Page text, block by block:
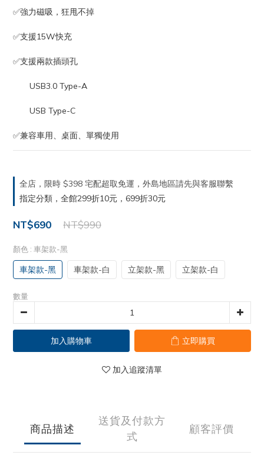
✅強力磁吸，狂甩不掉
✅支援15W快充
✅支援兩款插頭孔
USB3.0 Type-A
USB Type-C
✅兼容車用、桌面、單獨使用
全店，限時 $398 宅配超取免運，外島地區請先與客服聯繫
指定分類，全館299折10元，699折30元
NT$990
NT$690
顏色 : 車架款-黑
車架款-黑 車架款-白 立架款-黑 立架款-白
數量
加入購物車 立即購買
加入追蹤清單
商品描述
送貨及付款方
式
顧客評價